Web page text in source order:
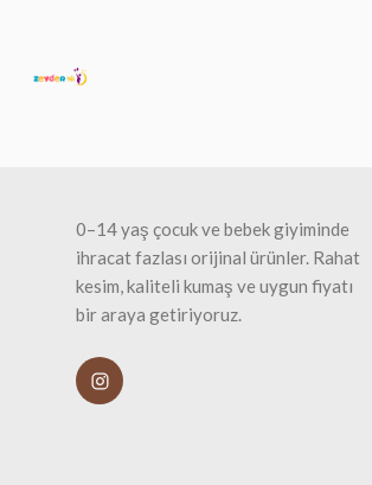
0–14 yaş çocuk ve bebek giyiminde
ihracat fazlası orijinal ürünler. Rahat
kesim, kaliteli kumaş ve uygun fiyatı
bir araya getiriyoruz.